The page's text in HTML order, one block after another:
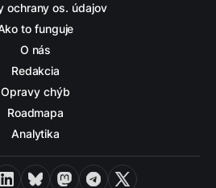
ochrany os. údajov
to funguje
O nás
Redakcia
Opravy chýb
Roadmapa
Analytika